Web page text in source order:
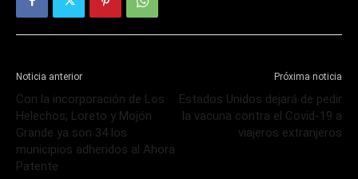
Noticia anterior
Con la incorporación de Los
Helechos, Loreto y Mojón
Grande ya son 34 los
municipios adheridos al Ahora
Patente
Próxima noticia
Estados Unidos dejará de pedir
la vacuna contra el Covid-19 a
viajeros extranjeros